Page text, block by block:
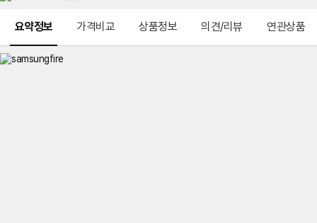
선
택
약
정
요약정보 가격비교 상품정보 의견/리뷰 연관상품